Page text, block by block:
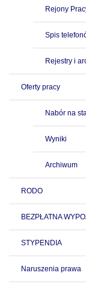
Rejony
Spis
Rejestry i
Oferty pracy
Nabór na
Wyniki
Archiwum
RODO
BEZPŁATNA
STYPENDIA
Naruszenia prawa